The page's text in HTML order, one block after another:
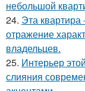
небольшой
24. Эта квартира
отражение
владельцев.
25. Интерьер
слияния